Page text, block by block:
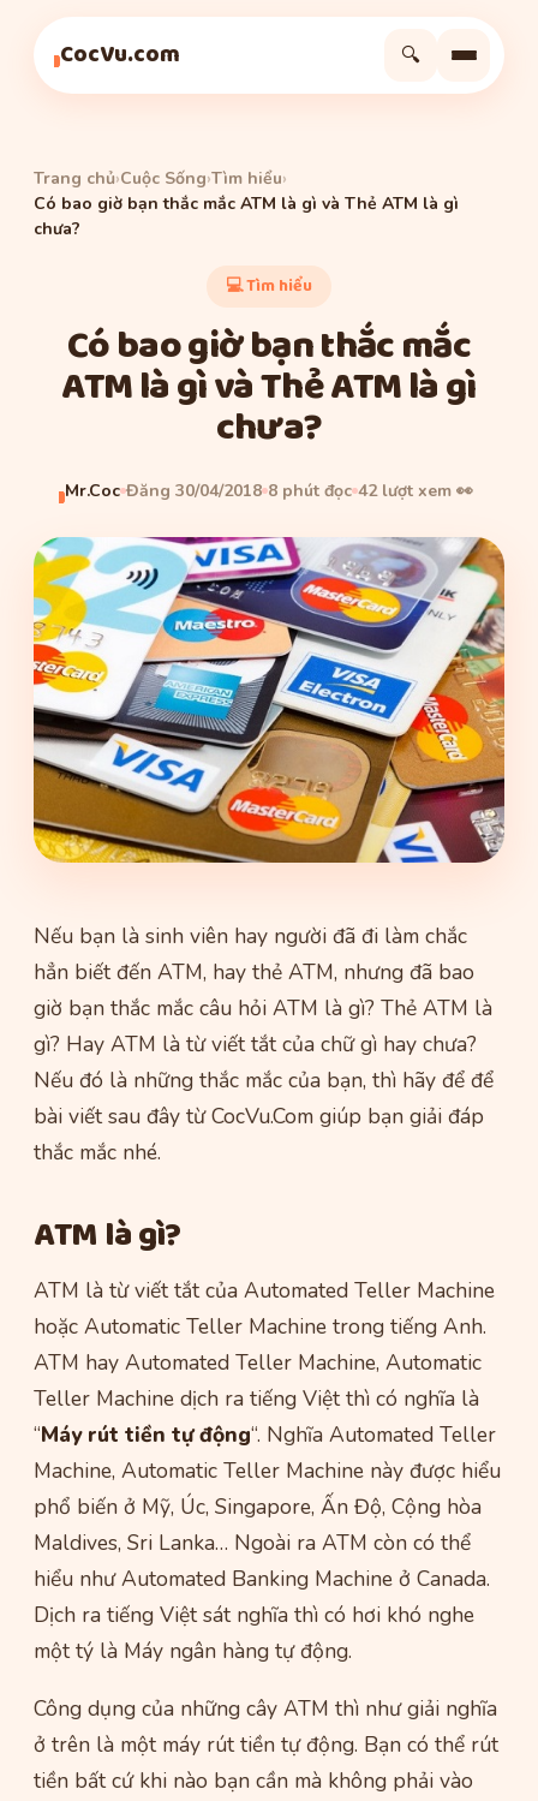
CocVu.com 🔍
Trang chủ›Cuộc Sống›Tìm hiểu›
Có bao giờ bạn thắc mắc ATM là gì và Thẻ ATM là gì
chưa?
💻 Tìm hiểu
Có bao giờ bạn thắc mắc
ATM là gì và Thẻ ATM là gì
chưa?
Mr.Coc Đăng 30/04/2018 8 phút đọc 42 lượt xem 👀
Nếu bạn là sinh viên hay người đã đi làm chắc
hẳn biết đến ATM, hay thẻ ATM, nhưng đã bao
giờ bạn thắc mắc câu hỏi ATM là gì? Thẻ ATM là
gì? Hay ATM là từ viết tắt của chữ gì hay chưa?
Nếu đó là những thắc mắc của bạn, thì hãy để để
bài viết sau đây từ CocVu.Com giúp bạn giải đáp
thắc mắc nhé.
ATM là gì?
ATM là từ viết tắt của Automated Teller Machine
hoặc Automatic Teller Machine trong tiếng Anh.
ATM hay Automated Teller Machine, Automatic
Teller Machine dịch ra tiếng Việt thì có nghĩa là
“Máy rút tiền tự động“. Nghĩa Automated Teller
Machine, Automatic Teller Machine này được hiểu
phổ biến ở Mỹ, Úc, Singapore, Ấn Độ, Cộng hòa
Maldives, Sri Lanka… Ngoài ra ATM còn có thể
hiểu như Automated Banking Machine ở Canada.
Dịch ra tiếng Việt sát nghĩa thì có hơi khó nghe
một tý là Máy ngân hàng tự động.
Công dụng của những cây ATM thì như giải nghĩa
ở trên là một máy rút tiền tự động. Bạn có thể rút
tiền bất cứ khi nào bạn cần mà không phải vào
Tìm hiểu
Cuộc Sống
Thủ Thuật